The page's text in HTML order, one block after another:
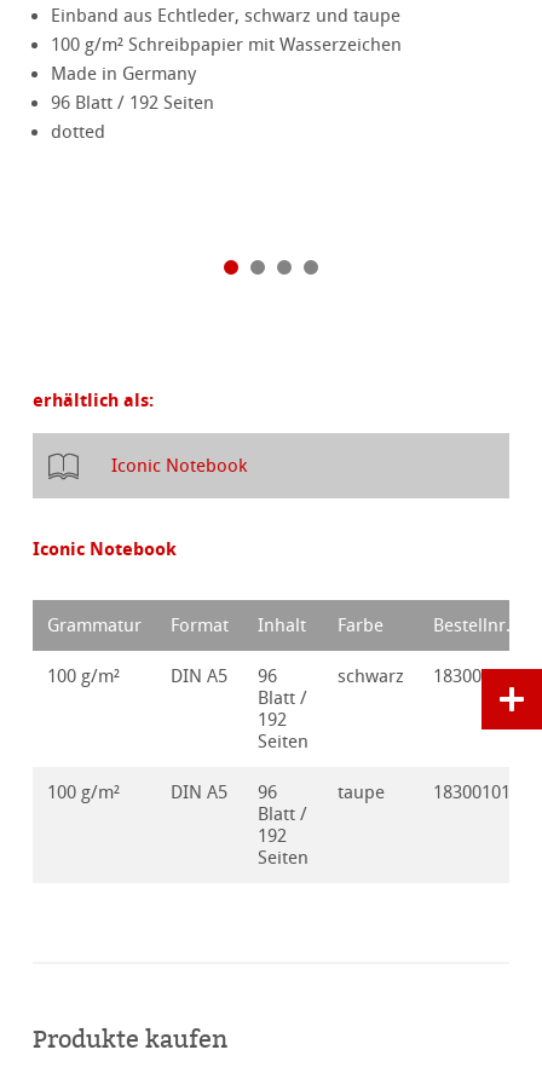
Einband aus Echtleder, schwarz und taupe
100 g/m² Schreibpapier mit Wasserzeichen
Made in Germany
96 Blatt / 192 Seiten
dotted
erhältlich als:
Iconic Notebook
Iconic Notebook
Grammatur Format Inhalt Farbe Bestellnr.
100 g/m² DIN A5
96
Blatt /
192
Seiten
schwarz 18300100
100 g/m² DIN A5
96
Blatt /
192
Seiten
taupe 18300101
Produkte kaufen